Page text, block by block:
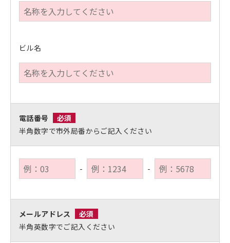
ビル名
電話番号
必須
半角数字で市外局番からご記入ください
- -
メールアドレス
必須
半角英数字でご記入ください